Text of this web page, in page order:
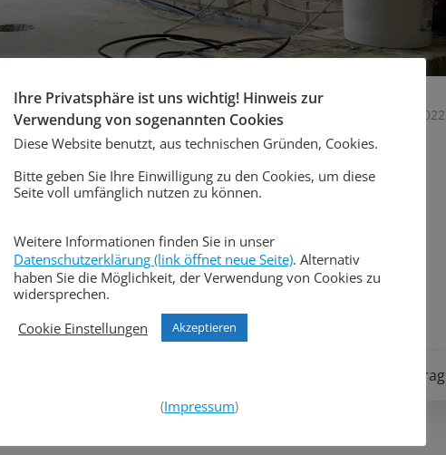
Mai 28, 2022
an.
das Team vom zukünftigen Restaurant „Lica“, nimmt der
zeigen wir im heutigen Foto.
sind bereits in Vorbereitung und werden zeitnah
navigation
Nächster Beitrag
Ihre Privatsphäre ist uns wichtig! Hinweis zur
Verwendung von sogenannten Cookies
Diese Website benutzt, aus technischen Gründen, Cookies.
Bitte geben Sie Ihre Einwilligung zu den Cookies, um diese
Seite voll umfänglich nutzen zu können.
Weitere Informationen finden Sie in unser
Datenschutzerklärung (link öffnet neue Seite). Alternativ
haben Sie die Möglichkeit, der Verwendung von Cookies zu
widersprechen.
Cookie Einstellungen
Akzeptieren
(Impressum)